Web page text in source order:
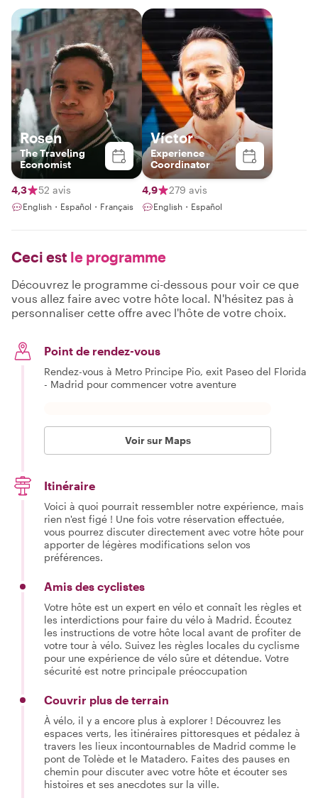
Rosen
The Traveling
Economist
4,3 52 avis
English・Español・Français
Víctor
Experience
Coordinator
4,9 279 avis
English・Español
Ceci est le programme
Découvrez le programme ci-dessous pour voir ce que
vous allez faire avec votre hôte local. N'hésitez pas à
personnaliser cette offre avec l'hôte de votre choix.
Point de rendez-vous
Rendez-vous à Metro Principe Pio, exit Paseo del Florida
- Madrid pour commencer votre aventure
Voir sur Maps
Itinéraire
Voici à quoi pourrait ressembler notre expérience, mais
rien n'est figé ! Une fois votre réservation effectuée,
vous pourrez discuter directement avec votre hôte pour
apporter de légères modifications selon vos
préférences.
Amis des cyclistes
Votre hôte est un expert en vélo et connaît les règles et
les interdictions pour faire du vélo à Madrid. Écoutez
les instructions de votre hôte local avant de profiter de
votre tour à vélo. Suivez les règles locales du cyclisme
pour une expérience de vélo sûre et détendue. Votre
sécurité est notre principale préoccupation
Couvrir plus de terrain
À vélo, il y a encore plus à explorer ! Découvrez les
espaces verts, les itinéraires pittoresques et pédalez à
travers les lieux incontournables de Madrid comme le
pont de Tolède et le Matadero. Faites des pauses en
chemin pour discuter avec votre hôte et écouter ses
histoires et ses anecdotes sur la ville.